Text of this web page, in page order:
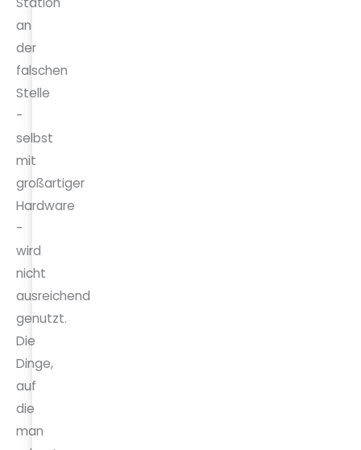
an
der
falschen
Stelle
-
selbst
mit
großartiger
Hardware
-
wird
nicht
ausreichend
genutzt.
Die
Dinge,
auf
die
man